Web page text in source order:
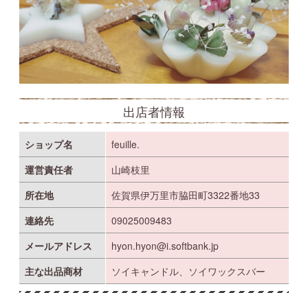
出店者情報
ショップ名
feuille.
運営責任者
山崎枝里
所在地
佐賀県伊万里市脇田町3322番地33
連絡先
09025009483
メールアドレス
hyon.hyon@i.softbank.jp
主な出品商材
ソイキャンドル、ソイワックスバー